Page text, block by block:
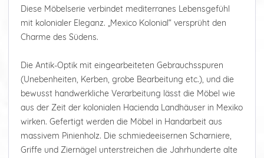
Diese Möbelserie verbindet mediterranes Lebensgefühl
mit kolonialer Eleganz. „Mexico Kolonial“ versprüht den
Charme des Südens.
Die Antik-Optik mit eingearbeiteten Gebrauchsspuren
(Unebenheiten, Kerben, grobe Bearbeitung etc.), und die
bewusst handwerkliche Verarbeitung lässt die Möbel wie
aus der Zeit der kolonialen Hacienda Landhäuser in Mexiko
wirken. Gefertigt werden die Möbel in Handarbeit aus
massivem Pinienholz. Die schmiedeeisernen Scharniere,
Griffe und Ziernägel unterstreichen die Jahrhunderte alte